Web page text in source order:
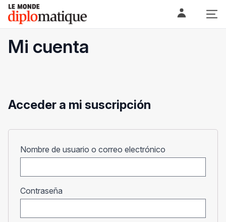
Skip
content
Le monde diplomatique
Mi cuenta
Acceder a mi suscripción
Nombre de usuario o correo electrónico
Contraseña